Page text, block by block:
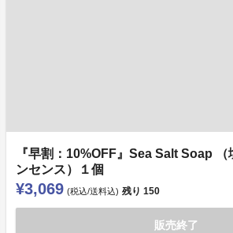
『早割：10%OFF』Sea Salt Soap
ンセンス）１個
¥3,069 (税込/送料込) 残り 150
販売終了